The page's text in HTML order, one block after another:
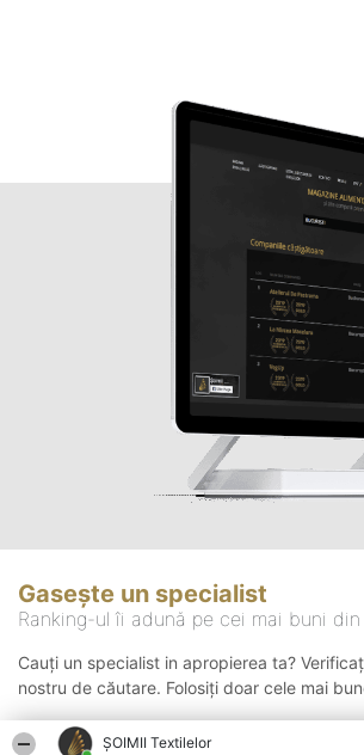
ȘOIMII Textilelor
Gasește un specialist
Ranking-ul îi adună pe cei mai buni
Cauți un specialist in apropierea ta?
nostru de căutare. Folosiți doar cele mai